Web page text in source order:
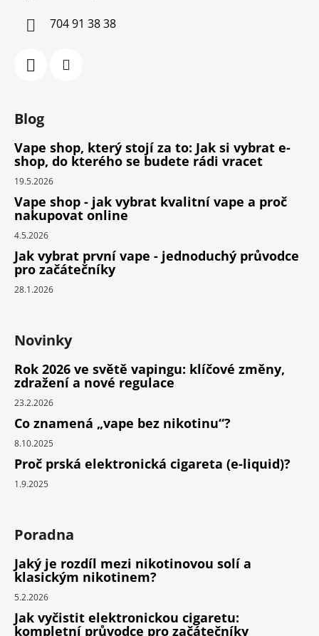
704 91 38 38
Blog
Vape shop, který stojí za to: Jak si vybrat e-
shop, do kterého se budete rádi vracet
19.5.2026
Vape shop - jak vybrat kvalitní vape a proč
nakupovat online
4.5.2026
Jak vybrat první vape - jednoduchý průvodce
pro začátečníky
28.1.2026
Novinky
Rok 2026 ve světě vapingu: klíčové změny,
zdražení a nové regulace
23.2.2026
Co znamená „vape bez nikotinu“?
8.10.2025
Proč prská elektronická cigareta (e-liquid)?
1.9.2025
Poradna
Jaký je rozdíl mezi nikotinovou solí a
klasickým nikotinem?
5.2.2026
Jak vyčistit elektronickou cigaretu:
kompletní průvodce pro začátečníky